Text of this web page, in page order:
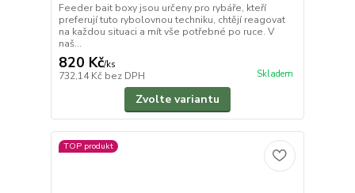
Feeder bait boxy jsou určeny pro rybáře, kteří
preferují tuto rybolovnou techniku, chtějí reagovat
na každou situaci a mít vše potřebné po ruce. V
naš...
820 Kč/ks
732,14 Kč bez DPH Skladem
Zvolte variantu
TOP produkt